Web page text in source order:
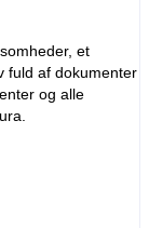
et
fuld af dokumenter
og alle